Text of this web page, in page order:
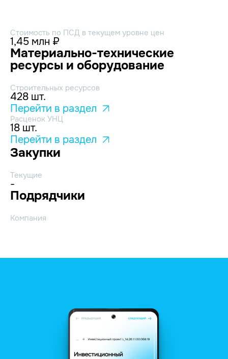
Стоимость по ПСД в текущем уровне цен
1,45 млн ₽
Материально-технические
ресурсы и оборудование
Строительных ресурсов
428 шт.
Перейти в раздел
Расценок УНЦ
18 шт.
Перейти в раздел
Закупки
Текущие
-
Подрядчики
Компания